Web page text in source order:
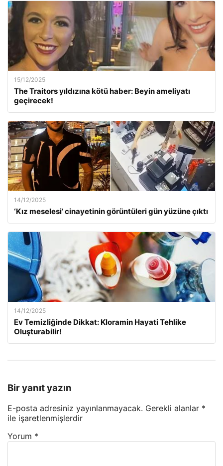
15/12/2025
The Traitors yıldızına kötü haber: Beyin ameliyatı
geçirecek!
14/12/2025
‘Kız meselesi’ cinayetinin görüntüleri gün yüzüne çıktı
14/12/2025
Ev Temizliğinde Dikkat: Kloramin Hayati Tehlike
Oluşturabilir!
Bir yanıt yazın
E-posta adresiniz yayınlanmayacak. Gerekli alanlar *
ile işaretlenmişlerdir
Yorum *